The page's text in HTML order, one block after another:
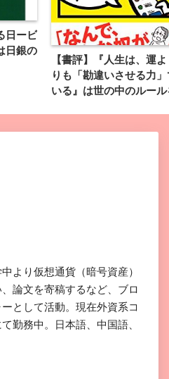
日ービ
日銀の
【書評】『人生は、運
りも「勘違いさせる力
いる』は世の中のルー
より仮想通貨（暗号資産）
論文を寄稿するなど、ブロ
として活動。現在外資系コ
勤務中。日本語、中国語、